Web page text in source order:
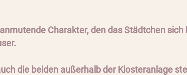
Charakter, den das Städtchen
die beiden außerhalb der Klosteranlage